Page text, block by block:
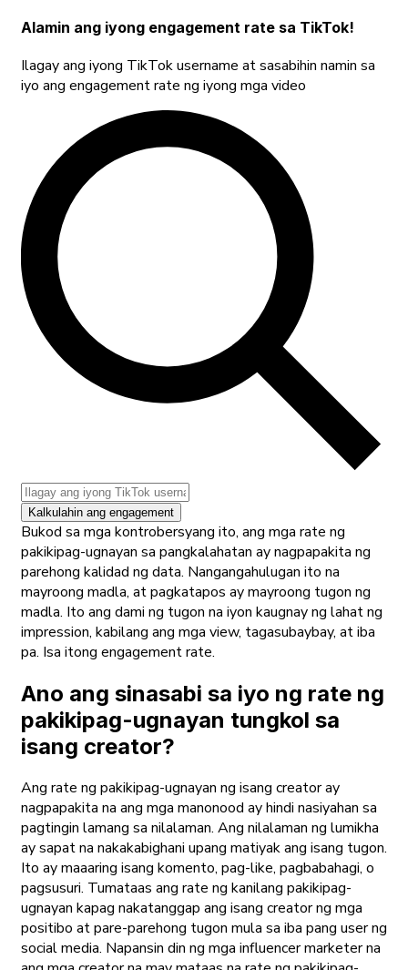
Alamin ang iyong engagement rate sa TikTok!
Ilagay ang iyong TikTok username at sasabihin namin sa
iyo ang engagement rate ng iyong mga video
Kalkulahin ang engagement
Bukod sa mga kontrobersyang ito, ang mga rate ng
pakikipag-ugnayan sa pangkalahatan ay nagpapakita ng
parehong kalidad ng data. Nangangahulugan ito na
mayroong madla, at pagkatapos ay mayroong tugon ng
madla. Ito ang dami ng tugon na iyon kaugnay ng lahat ng
impression, kabilang ang mga view, tagasubaybay, at iba
pa. Isa itong engagement rate.
Ano ang sinasabi sa iyo ng rate ng
pakikipag-ugnayan tungkol sa
isang creator?
Ang rate ng pakikipag-ugnayan ng isang creator ay
nagpapakita na ang mga manonood ay hindi nasiyahan sa
pagtingin lamang sa nilalaman. Ang nilalaman ng lumikha
ay sapat na nakakabighani upang matiyak ang isang tugon.
Ito ay maaaring isang komento, pag-like, pagbabahagi, o
pagsusuri. Tumataas ang rate ng kanilang pakikipag-
ugnayan kapag nakatanggap ang isang creator ng mga
positibo at pare-parehong tugon mula sa iba pang user ng
social media. Napansin din ng mga influencer marketer na